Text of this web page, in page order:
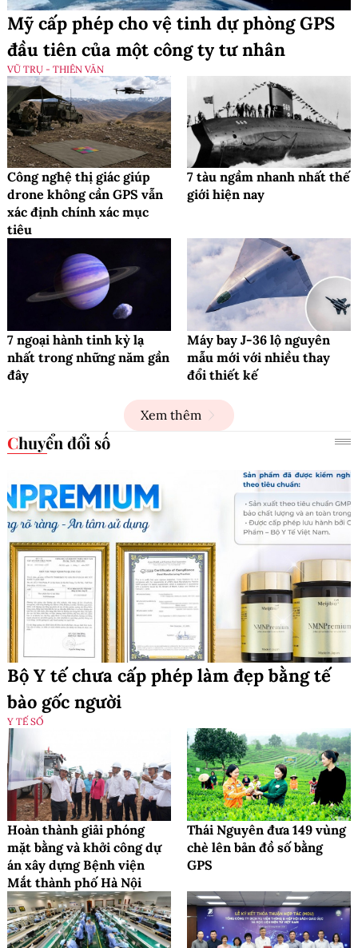
Mỹ cấp phép cho vệ tinh dự phòng GPS
đầu tiên của một công ty tư nhân
VŨ TRỤ - THIÊN VĂN
Công nghệ thị giác giúp
drone không cần GPS vẫn
xác định chính xác mục
tiêu
7 tàu ngầm nhanh nhất thế
giới hiện nay
7 ngoại hành tinh kỳ lạ
nhất trong những năm gần
đây
Máy bay J-36 lộ nguyên
mẫu mới với nhiều thay
đổi thiết kế
Xem thêm
Chuyển đổi số
Bộ Y tế chưa cấp phép làm đẹp bằng tế
bào gốc người
Y TẾ SỐ
Hoàn thành giải phóng
mặt bằng và khởi công dự
án xây dựng Bệnh viện
Mắt thành phố Hà Nội
Thái Nguyên đưa 149 vùng
chè lên bản đồ số bằng
GPS